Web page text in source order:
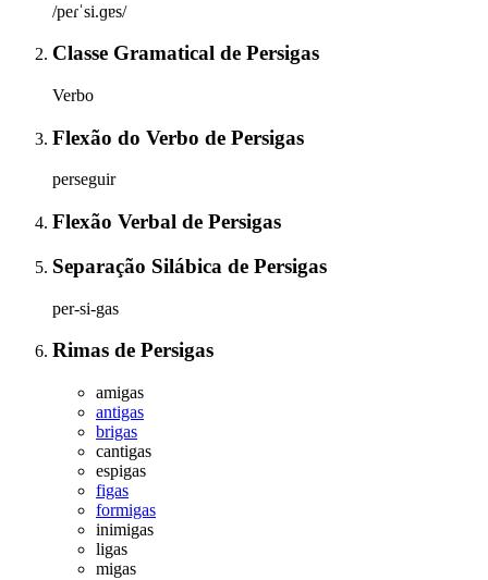
/peɾˈsi.ɡɐs/
Classe Gramatical de Persigas
Verbo
Flexão do Verbo de Persigas
perseguir
Flexão Verbal de Persigas
Separação Silábica de Persigas
per-si-gas
Rimas de Persigas
amigas
antigas
brigas
cantigas
espigas
figas
formigas
inimigas
ligas
migas